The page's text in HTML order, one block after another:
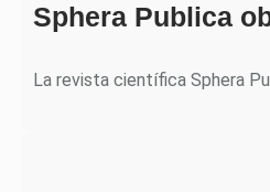
Sphera Publica
La revista científica Sphera